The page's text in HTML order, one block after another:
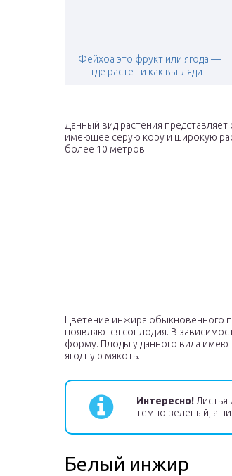
Фейхоа это фрукт или ягода —
где растет и как выглядит
Данный вид растения
имеющее серую кору и широкую
более 10 метров.
Цветение инжира обыкновенного
появляются соплодия. В
форму. Плоды у данного вида
ягодную мякоть.
Интересно! Листья
темно-зеленый, а
Белый инжир